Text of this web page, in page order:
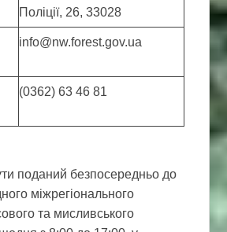
Поліції, 26, 33028
info@nw.forest.gov.ua
(0362) 63 46 81
поданий безпосередньо до
міжрегіонального
та мисливського